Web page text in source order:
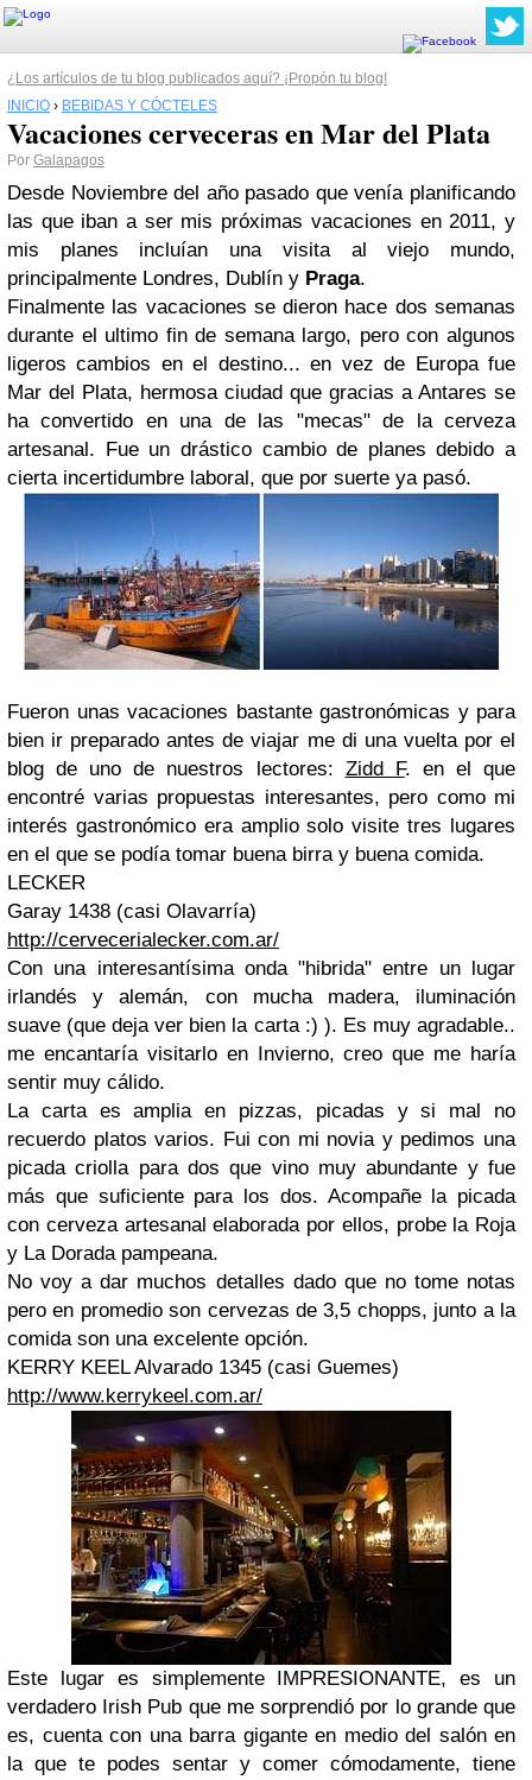
¿Los artículos de tu blog publicados aquí? ¡Propón tu blog!
INICIO › BEBIDAS Y CÓCTELES
Vacaciones cerveceras en Mar del Plata
Por Galapagos
Desde Noviembre del año pasado que venía planificando
las que iban a ser mis próximas vacaciones en 2011, y
mis planes incluían una visita al viejo mundo,
principalmente Londres, Dublín y Praga.
Finalmente las vacaciones se dieron hace dos semanas
durante el ultimo fin de semana largo, pero con algunos
ligeros cambios en el destino... en vez de Europa fue
Mar del Plata, hermosa ciudad que gracias a Antares se
ha convertido en una de las "mecas" de la cerveza
artesanal. Fue un drástico cambio de planes debido a
cierta incertidumbre laboral, que por suerte ya pasó.
Fueron unas vacaciones bastante gastronómicas y para
bien ir preparado antes de viajar me di una vuelta por el
blog de uno de nuestros lectores: Zidd F. en el que
encontré varias propuestas interesantes, pero como mi
interés gastronómico era amplio solo visite tres lugares
en el que se podía tomar buena birra y buena comida.
LECKER
Garay 1438 (casi Olavarría)
http://cervecerialecker.com.ar/
Con una interesantísima onda "hibrida" entre un lugar
irlandés y alemán, con mucha madera, iluminación
suave (que deja ver bien la carta :) ). Es muy agradable..
me encantaría visitarlo en Invierno, creo que me haría
sentir muy cálido.
La carta es amplia en pizzas, picadas y si mal no
recuerdo platos varios. Fui con mi novia y pedimos una
picada criolla para dos que vino muy abundante y fue
más que suficiente para los dos. Acompañe la picada
con cerveza artesanal elaborada por ellos, probe la Roja
y La Dorada pampeana.
No voy a dar muchos detalles dado que no tome notas
pero en promedio son cervezas de 3,5 chopps, junto a la
comida son una excelente opción.
KERRY KEELAlvarado 1345 (casi Guemes)
http://www.kerrykeel.com.ar/
Este lugar es simplemente IMPRESIONANTE, es un
verdadero Irish Pub que me sorprendió por lo grande que
es, cuenta con una barra gigante en medio del salón en
la que te podes sentar y comer cómodamente, tiene